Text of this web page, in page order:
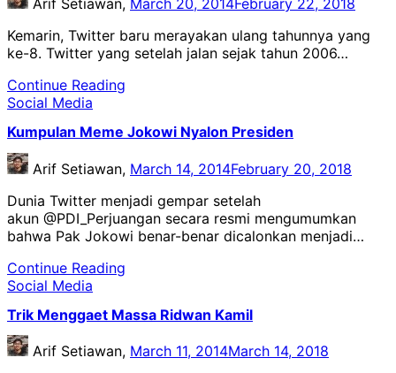
Arif Setiawan, March 20, 2014February 22, 2018
Kemarin, Twitter baru merayakan ulang tahunnya yang
ke-8. Twitter yang setelah jalan sejak tahun 2006…
Continue Reading
Social Media
Kumpulan Meme Jokowi Nyalon Presiden
Arif Setiawan, March 14, 2014February 20, 2018
Dunia Twitter menjadi gempar setelah
akun @PDI_Perjuangan secara resmi mengumumkan
bahwa Pak Jokowi benar-benar dicalonkan menjadi…
Continue Reading
Social Media
Trik Menggaet Massa Ridwan Kamil
Arif Setiawan, March 11, 2014March 14, 2018